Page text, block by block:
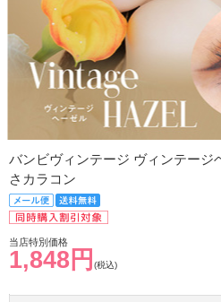
バンビヴィンテージ ヴィンテージ
さカラコン
当店特別価格
1,848円 (税込)